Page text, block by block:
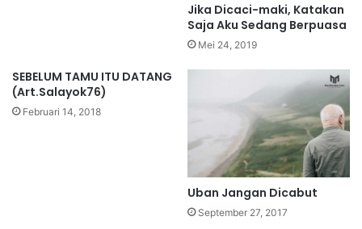
Jika Dicaci-maki, Katakan
Saja Aku Sedang Berpuasa
Mei 24, 2019
SEBELUM TAMU ITU DATANG
(Art.Salayok76)
Februari 14, 2018
Uban Jangan Dicabut
September 27, 2017